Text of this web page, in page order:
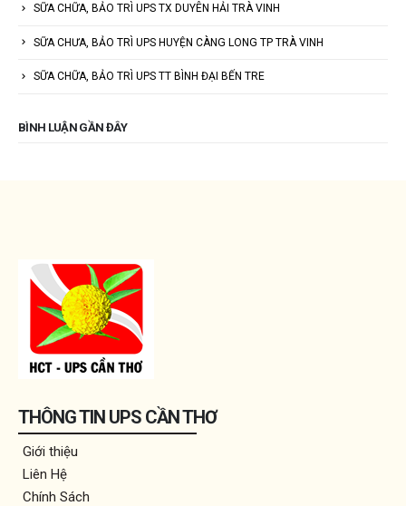
SỮA CHỮA, BẢO TRÌ UPS TX DUYÊN HẢI TRÀ VINH
SỮA CHƯA, BẢO TRÌ UPS HUYỆN CÀNG LONG TP TRÀ VINH
SỮA CHỮA, BẢO TRÌ UPS TT BÌNH ĐẠI BẾN TRE
BÌNH LUẬN GẦN ĐÂY
THÔNG TIN UPS CẦN THƠ
Giới thiệu
Liên Hệ
Chính Sách